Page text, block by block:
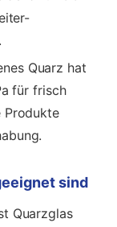
Quarz hat
für frisch
Produkte
sind
Quarzglas